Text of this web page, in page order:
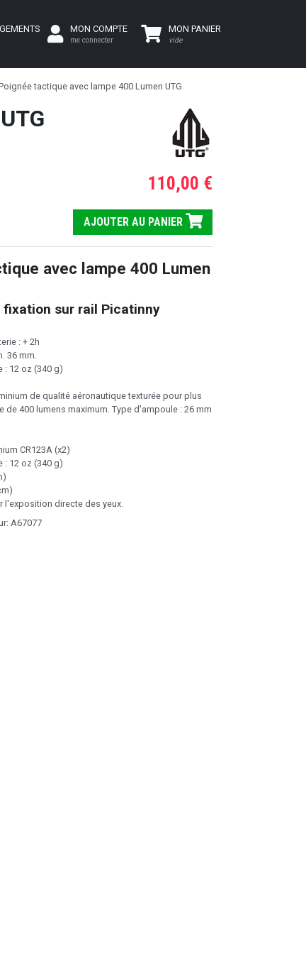
MON COMPTE
me connecter
MON PANIER
vide
tactique avec lampe 400 Lumen UTG
110,00 €
AJOUTER AU PANIER
avec lampe 400 Lumen
fixation sur rail Picatinny
: + 2h
36 mm.
: 12 oz (340 g)
de qualité aéronautique texturée pour plus
de 400 lumens maximum. Type d'ampoule : 26 mm
CR123A (x2)
: 12 oz (340 g)
l'exposition directe des yeux.
A67077